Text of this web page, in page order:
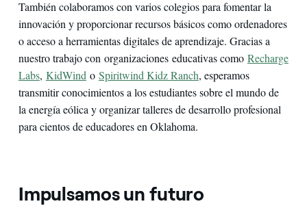
También colaboramos con varios colegios para fomentar la
innovación y proporcionar recursos básicos como ordenadores
o acceso a herramientas digitales de aprendizaje. Gracias a
nuestro trabajo con organizaciones educativas como Recharge
Labs, KidWind o Spiritwind Kidz Ranch, esperamos
transmitir conocimientos a los estudiantes sobre el mundo de
la energía eólica y organizar talleres de desarrollo profesional
para cientos de educadores en Oklahoma.
Impulsamos un futuro